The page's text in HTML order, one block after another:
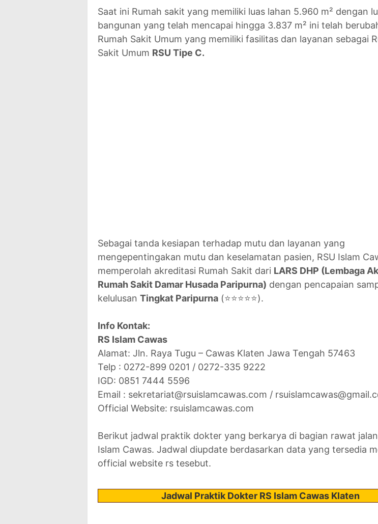
Saat ini Rumah sakit yang memiliki luas lahan 5.960 m² dengan
bangunan yang telah mencapai hingga 3.837 m² ini telah
Rumah Sakit Umum yang memiliki fasilitas dan layanan sebagai
Sakit Umum RSU Tipe C.
Sebagai tanda kesiapan terhadap mutu dan layanan yang
mengepentingakan mutu dan keselamatan pasien, RSU Islam
memperolah akreditasi Rumah Sakit dari LARS DHP (Lembaga
Rumah Sakit Damar Husada Paripurna) dengan pencapaian
kelulusan Tingkat Paripurna (⭐⭐⭐⭐⭐).
Info Kontak:
RS Islam Cawas
Alamat: Jln. Raya Tugu – Cawas Klaten Jawa Tengah 57463
Telp : 0272-899 0201 / 0272-335 9222
IGD: 0851 7444 5596
Email : sekretariat@rsuislamcawas.com /
Official Website: rsuislamcawas.com
Berikut jadwal praktik dokter yang berkarya di bagian rawat jalan
Islam Cawas. Jadwal diupdate berdasarkan data yang tersedia
official website rs tesebut.
Jadwal Praktik Dokter RS Islam Cawas Klaten